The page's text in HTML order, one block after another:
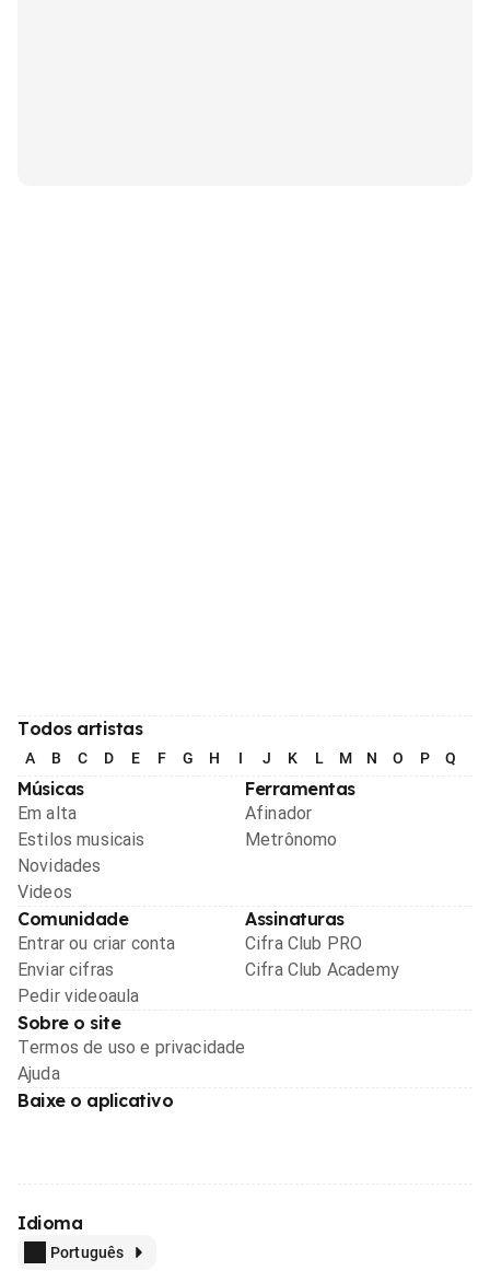
Todos artistas
A B C D E F G H I J K L M N O P Q
Músicas
Em alta
Estilos musicais
Novidades
Videos
Ferramentas
Afinador
Metrônomo
Comunidade
Entrar ou criar conta
Enviar cifras
Pedir videoaula
Assinaturas
Cifra Club PRO
Cifra Club Academy
Sobre o site
Termos de uso e privacidade
Ajuda
Baixe o aplicativo
Idioma
Português